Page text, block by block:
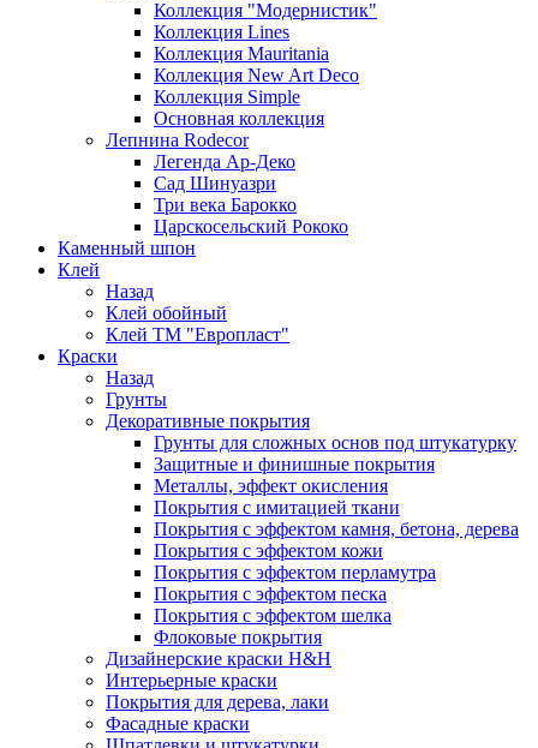
Коллекция "Модернистик"
Коллекция Lines
Коллекция Mauritania
Коллекция New Art Deco
Коллекция Simple
Основная коллекция
Лепнина Rodecor
Легенда Ар-Деко
Сад Шинуазри
Три века Барокко
Царскосельский Рококо
Каменный шпон
Клей
Назад
Клей обойный
Клей ТМ "Европласт"
Краски
Назад
Грунты
Декоративные покрытия
Грунты для сложных основ под штукатурку
Защитные и финишные покрытия
Металлы, эффект окисления
Покрытия с имитацией ткани
Покрытия с эффектом камня, бетона, дерева
Покрытия с эффектом кожи
Покрытия с эффектом перламутра
Покрытия с эффектом песка
Покрытия с эффектом шелка
Флоковые покрытия
Дизайнерские краски H&H
Интерьерные краски
Покрытия для дерева, лаки
Фасадные краски